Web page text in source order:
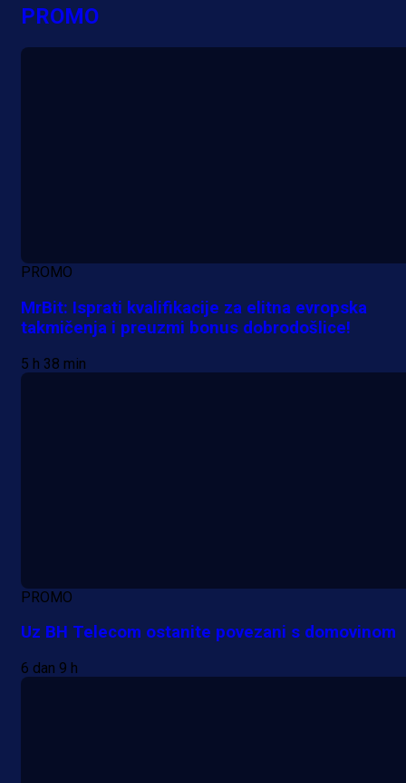
PROMO
PROMO
MrBit: Isprati kvalifikacije za elitna evropska
takmičenja i preuzmi bonus dobrodošlice!
5 h 38 min
PROMO
Uz BH Telecom ostanite povezani s domovinom
6 dan 9 h